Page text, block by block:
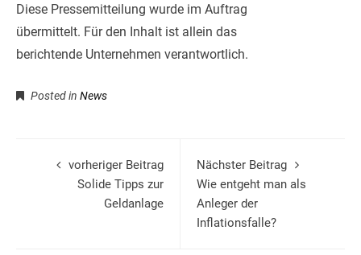
Diese Pressemitteilung wurde im Auftrag
übermittelt. Für den Inhalt ist allein das
berichtende Unternehmen verantwortlich.
Posted in News
vorheriger Beitrag
Solide Tipps zur
Geldanlage
Nächster Beitrag
Wie entgeht man als
Anleger der
Inflationsfalle?